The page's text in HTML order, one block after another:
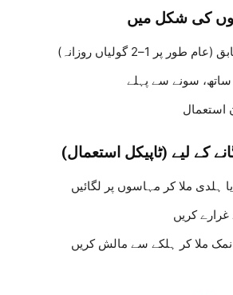
کی شکل میں
پر 1–2 گولیاں روزانہ)
ساتھ، سونے سے پہلے
استعمال
کے لیے (ٹاپیکل استعمال)
ہلدی ملا کر مہاسوں پر لگائیں
کریں
نمک ملا کر ہلکے سے مالش کریں